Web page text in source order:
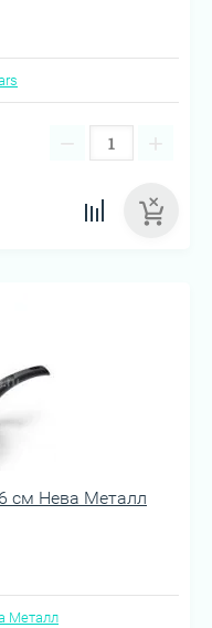
− +
см Нева Металл
Металл